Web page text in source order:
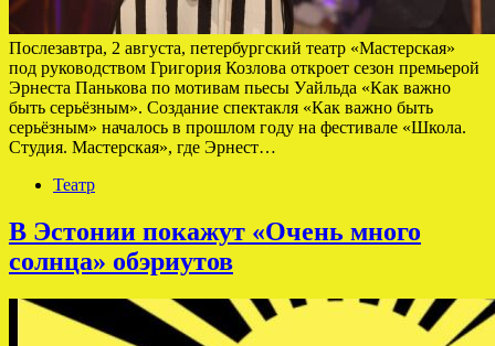
Послезавтра, 2 августа, петербургский театр «Мастерская»
под руководством Григория Козлова откроет сезон премьерой
Эрнеста Панькова по мотивам пьесы Уайльда «Как важно
быть серьёзным». Создание спектакля «Как важно быть
серьёзным» началось в прошлом году на фестивале «Школа.
Студия. Мастерская», где Эрнест…
Театр
В Эстонии покажут «Очень много
солнца» обэриутов